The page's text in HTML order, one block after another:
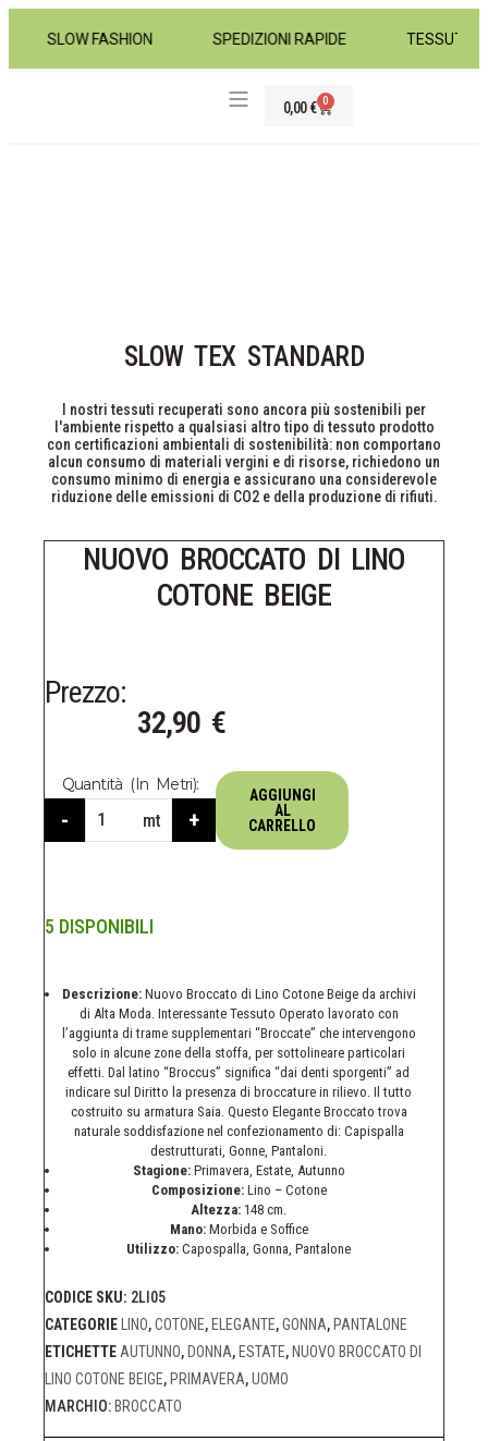
SLOW FASHION SPEDIZIONI RAPIDE TESSUTI
0,00€ 0
SLOW TEX STANDARD
I nostri tessuti recuperati sono ancora più sostenibili per
l'ambiente rispetto a qualsiasi altro tipo di tessuto prodotto
con certificazioni ambientali di sostenibilità: non comportano
alcun consumo di materiali vergini e di risorse, richiedono un
consumo minimo di energia e assicurano una considerevole
riduzione delle emissioni di CO2 e della produzione di rifiuti.
NUOVO BROCCATO DI LINO
COTONE BEIGE
Prezzo:
32,90 €
Quantità (in Metri):
- mt +
AGGIUNGI
AL
CARRELLO
5 DISPONIBILI
Descrizione: Nuovo Broccato di Lino Cotone Beigeda archivi
di Alta Moda. Interessante Tessuto Operato lavorato con
l’aggiunta di trame supplementari “Broccate” che intervengono
solo in alcune zone della stoffa, per sottolineare particolari
effetti. Dal latino “Broccus” significa “dai denti sporgenti” ad
indicare sul Diritto la presenza di broccature in rilievo. Il tutto
costruito su armatura Saia. Questo Elegante Broccato trova
naturale soddisfazione nel confezionamento di: Capispalla
destrutturati, Gonne, Pantaloni.
Stagione: Primavera, Estate, Autunno
Composizione:Lino – Cotone
Altezza: 148 cm.
Mano: Morbida e Soffice
Utilizzo: Capospalla, Gonna, Pantalone
CODICE SKU: 2LI05
CATEGORIE
LINO,COTONE, ELEGANTE,GONNA, PANTALONE
ETICHETTE AUTUNNO, DONNA, ESTATE, NUOVO BROCCATO DI
LINO COTONE BEIGE, PRIMAVERA,UOMO
MARCHIO: BROCCATO